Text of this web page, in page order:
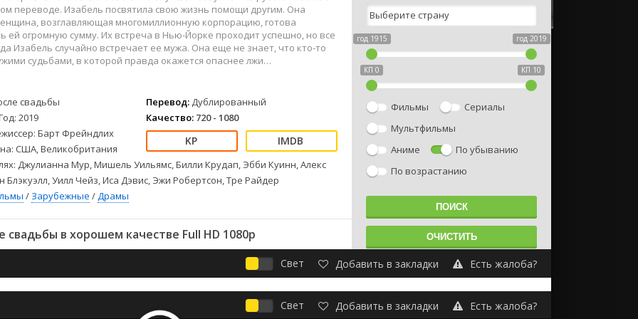
Детские
Драмы
Комедии
Спорт
Триллеры
Ужасы
2022
2021
Зарубежные
Фильмы из соцетей
переводе. Изабель посвятила свою жизнь помощи другим. Она
возглавляющая многомиллионную корпорацию, готова
ей огромную сумму. Их встреча в Нью-Йорке проходит успешно, но все
Изабель случайно встречает ее мужа. Она еще не знает, что кто-то
судьбами, в которой правда окажется опаснее лжи…
свадьбы
2019
Барт Фрейндлих
США, Великобритания
Перевод: Дублированный
Качество: 720 - 1080
Джулианна Мур, Мишель Уильямс, Билли Крудап, Эбби Куинн, Алекс
Блэкуэлл, Уилл Чейз, Иса Дэвис, Эжи Робертсон, Тре Райдер
/ Зарубежные /Драмы
в хорошем качестве Full HD 1080p
год 1915 год 2019
КП 0 КП 10
Фильмы
Сериалы
Мультфильмы
Аниме
По убыванию
По возрастанию
Свет Добавить в закладки Есть жалоба?
Свет Добавить в закладки Есть жалоба?